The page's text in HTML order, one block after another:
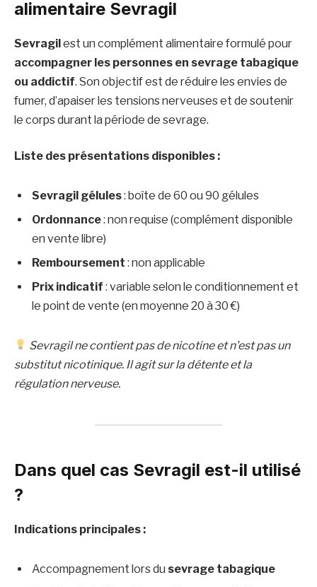
alimentaire Sevragil
Sevragilest un complément alimentaire formulé pour
accompagner les personnes en sevrage tabagique
ou addictif. Son objectif est de réduire les envies de
fumer, d’apaiser les tensions nerveuses et de soutenir
le corps durant la période de sevrage.
Liste des présentations disponibles :
Sevragil gélules: boîte de 60 ou 90 gélules
Ordonnance: non requise (complément disponible
en vente libre)
Remboursement : non applicable
Prix indicatif : variable selon le conditionnement et
le point de vente (en moyenne 20 à 30 €)
Sevragil ne contient pas de nicotine et n’est pas un
substitut nicotinique. Il agit sur la détente et la
régulation nerveuse.
Dans quel cas Sevragil est-il utilisé
?
Indications principales :
Accompagnement lors du sevrage tabagique